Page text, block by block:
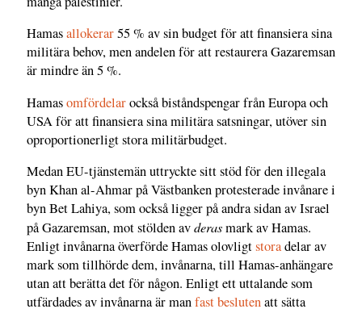
Hamasallokerar55 % av sin budget för att finansiera sina
militära behov, men andelen för att restaurera Gazaremsan
är mindre än 5 %.
Hamasomfördelarockså biståndspengar från Europa och
USA för att finansiera sina militära satsningar, utöver sin
oproportionerligt stora militärbudget.
Medan EU-tjänstemän uttryckte sitt stöd för den illegala
byn Khan al-Ahmar på Västbanken protesterade invånare i
byn Bet Lahiya, som också ligger på andra sidan av Israel
på Gazaremsan, mot stölden avderasmark av Hamas.
Enligt invånarna överförde Hamas olovligtstoradelar av
mark som tillhörde dem, invånarna, till Hamas-anhängare
utan att berätta det för någon. Enligt ett uttalande som
utfärdades av invånarna är manfast beslutenatt sätta